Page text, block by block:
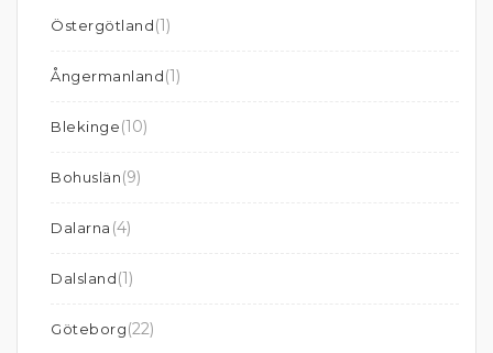
Östergötland(1)
Ångermanland(1)
Blekinge(10)
Bohuslän(9)
Dalarna (4)
Dalsland(1)
Göteborg(22)